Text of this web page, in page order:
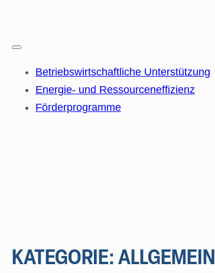
Betriebswirtschaftliche Unterstützung
Energie- und Ressourceneffizienz
Förderprogramme
KATEGORIE: ALLGEMEIN